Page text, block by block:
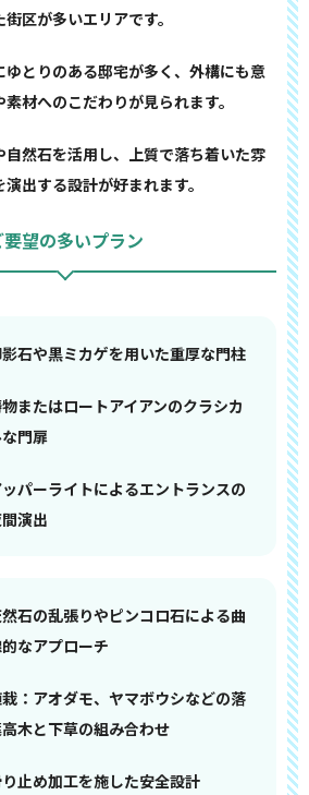
区が多いエリアです。
ゆとりのある邸宅が多く、外構にも意
素材へのこだわりが見られます。
自然石を活用し、上質で落ち着いた雰
演出する設計が好まれます。
要望の多いプラン
石や黒ミカゲを用いた重厚な門柱
またはロートアイアンのクラシカ
門扉
パーライトによるエントランスの
演出
石の乱張りやピンコロ石による曲
なアプローチ
：アオダモ、ヤマボウシなどの落
木と下草の組み合わせ
止め加工を施した安全設計